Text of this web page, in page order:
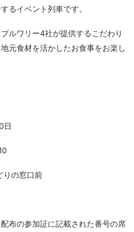
るイベント列車です。
ルワリー4社が提供するこだわり
元食材を活かしたお食事をお楽し
日
りの窓口前
配布の参加証に記載された番号の席